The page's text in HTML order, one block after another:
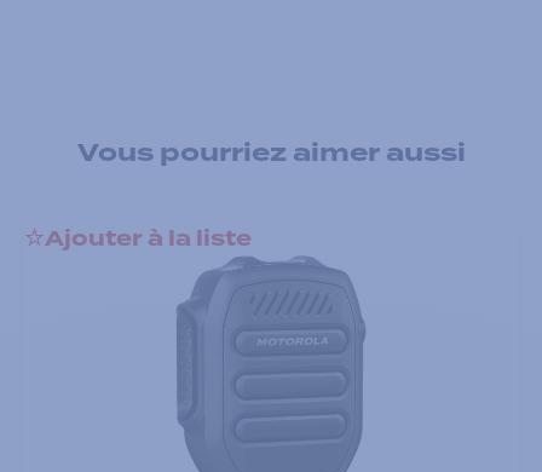
Vous pourriez aimer aussi
Ajouter à la liste